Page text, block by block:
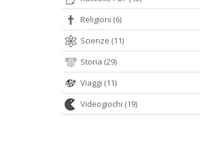
Religioni (6)
Scienze (11)
Storia (29)
Viaggi (11)
Videogiochi (19)